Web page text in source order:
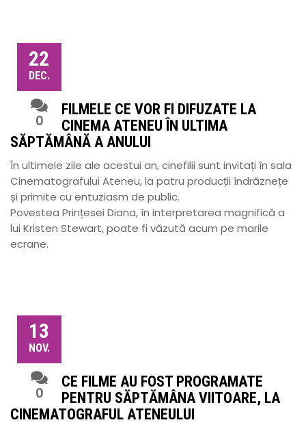
22
DEC.
0
FILMELE CE VOR FI DIFUZATE LA
CINEMA ATENEU ÎN ULTIMA
SĂPTĂMÂNĂ A ANULUI
În ultimele zile ale acestui an, cinefilii sunt invitați în sala
Cinematografului Ateneu, la patru producții îndrăznețe
și primite cu entuziasm de public.
Povestea Prințesei Diana, în interpretarea magnifică a
lui Kristen Stewart, poate fi văzută acum pe marile
ecrane.
13
NOV.
0
CE FILME AU FOST PROGRAMATE
PENTRU SĂPTĂMÂNA VIITOARE, LA
CINEMATOGRAFUL ATENEULUI